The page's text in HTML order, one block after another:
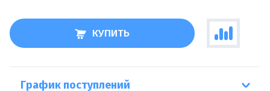
КУПИТЬ
График поступлений